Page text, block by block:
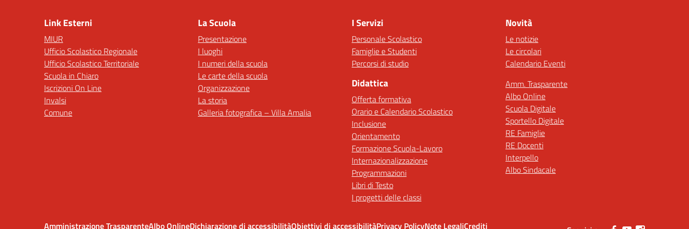
Link Esterni
MIUR
Ufficio Scolastico Regionale
Ufficio Scolastico Territoriale
Scuola in Chiaro
Iscrizioni On Line
Invalsi
Comune
La Scuola
Presentazione
I luoghi
I numeri della scuola
Le carte della scuola
Organizzazione
La storia
Galleria fotografica – Villa Amalia
I Servizi
Personale Scolastico
Famiglie e Studenti
Percorsi di studio
Didattica
Offerta formativa
Orario e Calendario Scolastico
Inclusione
Orientamento
Formazione Scuola-Lavoro
Internazionalizzazione
Programmazioni
Libri di Testo
I progetti delle classi
Novità
Le notizie
Le circolari
Calendario Eventi
Amm. Trasparente
Albo Online
Scuola Digitale
Sportello Digitale
RE Famiglie
RE Docenti
Interpello
Albo Sindacale
Amministrazione TrasparenteAlbo OnlineDichiarazione di accessibilitàObiettivi di accessibilitàPrivacy PolicyNote LegaliCrediti